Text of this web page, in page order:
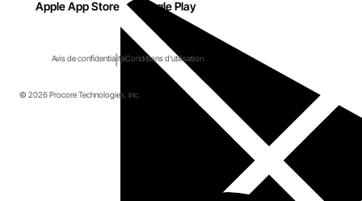
Apple App Store Google Play
Avis de confidentialitéConditions d'utilisation
© 2026 Procore Technologies, Inc.